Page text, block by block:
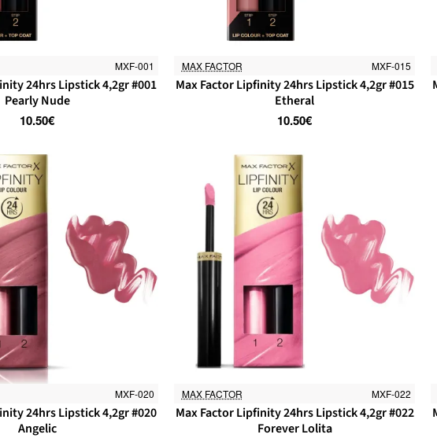
MXF-001
24hrs Lipstick 4,2gr #001
Pearly Nude
10.50€
MAX FACTOR MXF-015
Max Factor Lipfinity 24hrs Lipstick 4,2gr #015
Etheral
10.50€
MXF-020
24hrs Lipstick 4,2gr #020
Angelic
MAX FACTOR MXF-022
Max Factor Lipfinity 24hrs Lipstick 4,2gr #022
Forever Lolita